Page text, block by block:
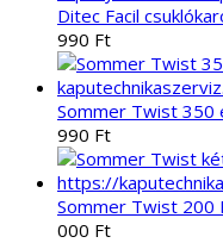
Ditec Facil
990 Ft
Sommer Twist 350
990 Ft
Sommer Twist 200
000 Ft